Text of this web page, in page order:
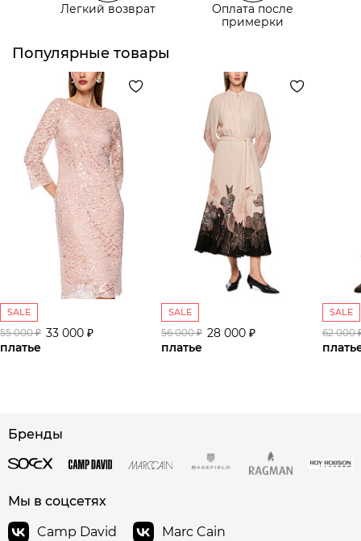
Самовывоз из пункта выдачи СДЭК
Легкий возврат
Оплата после
примерки
Популярные товары
SALE
55 000 ₽ 33 000 ₽
платье
SALE
56 000 ₽ 28 000 ₽
платье
SALE
62 000
Бренды
Мы в соцсетях
Camp David
Marc Cain